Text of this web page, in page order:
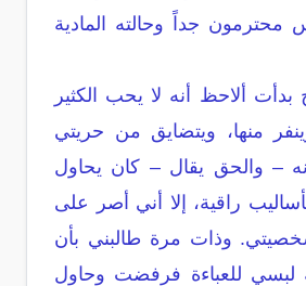
محترمون جداً وحالته المادية
بدأت ألاحظ أنه لا يحب الكثير
منها، ويتضايق من حريتي
– والحق يقال – كان يحاول
راقية، إلا أني أصر على
وذات مرة طالبني بأن
لبسي للعباءة فرفضت وحاول